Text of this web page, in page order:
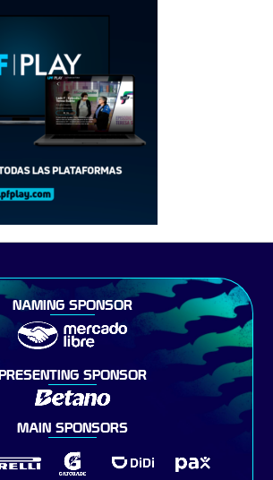
NAMING SPONSOR
PRESENTING SPONSOR
MAIN SPONSORS